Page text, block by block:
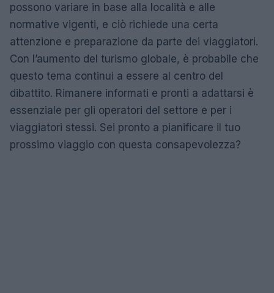
possono variare in base alla località e alle
normative vigenti, e ciò richiede una certa
attenzione e preparazione da parte dei viaggiatori.
Con l’aumento del turismo globale, è probabile che
questo tema continui a essere al centro del
dibattito. Rimanere informati e pronti a adattarsi è
essenziale per gli operatori del settore e per i
viaggiatori stessi. Sei pronto a pianificare il tuo
prossimo viaggio con questa consapevolezza?